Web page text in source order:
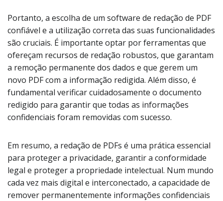
Portanto, a escolha de um software de redação de PDF
confiável e a utilização correta das suas funcionalidades
são cruciais. É importante optar por ferramentas que
ofereçam recursos de redação robustos, que garantam
a remoção permanente dos dados e que gerem um
novo PDF com a informação redigida. Além disso, é
fundamental verificar cuidadosamente o documento
redigido para garantir que todas as informações
confidenciais foram removidas com sucesso.
Em resumo, a redação de PDFs é uma prática essencial
para proteger a privacidade, garantir a conformidade
legal e proteger a propriedade intelectual. Num mundo
cada vez mais digital e interconectado, a capacidade de
remover permanentemente informações confidenciais